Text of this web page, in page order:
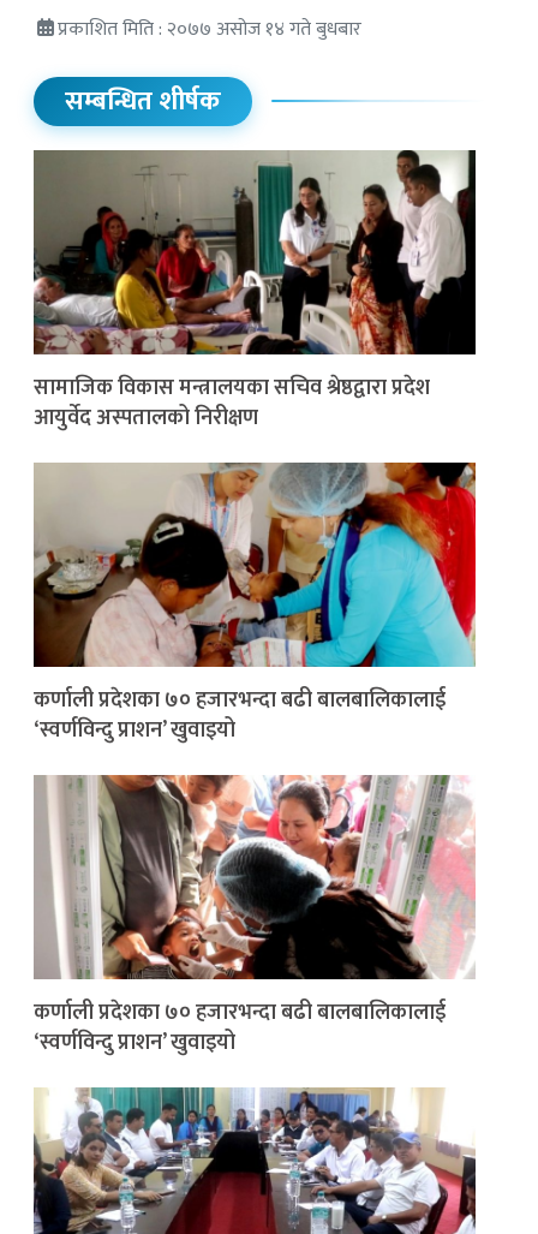
प्रकाशित मिति : २०७७ असोज १४ गते बुधबार
सम्बन्धित शीर्षक
सामाजिक विकास मन्त्रालयका सचिव श्रेष्ठद्वारा प्रदेश
आयुर्वेद अस्पतालको निरीक्षण
कर्णाली प्रदेशका ७० हजारभन्दा बढी बालबालिकालाई
‘स्वर्णविन्दु प्राशन’ खुवाइयो
कर्णाली प्रदेशका ७० हजारभन्दा बढी बालबालिकालाई
‘स्वर्णविन्दु प्राशन’ खुवाइयो